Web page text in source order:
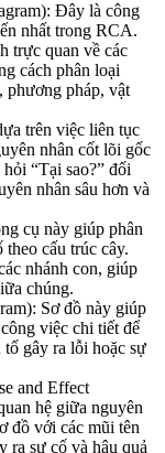
Đây là công
nhất trong RCA.
trực quan về các
cách phân loại
phương pháp, vật
trên việc liên tục
nhân cốt lõi gốc
“Tại sao?” đối
nhân sâu hơn và
cụ này giúp phân
cấu trúc cây.
nhánh con, giúp
chúng.
Sơ đồ này giúp
việc chi tiết để
gây ra lỗi hoặc sự
and Effect
hệ giữa nguyên
đồ với các mũi tên
ra sự cố và hậu quả